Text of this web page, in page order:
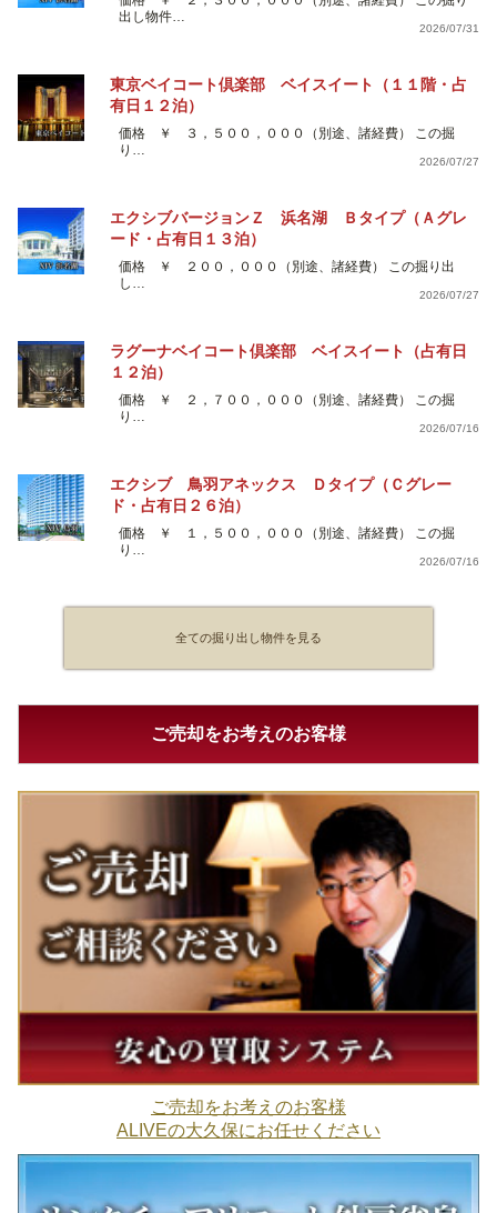
出し物件…
2026/07/31
東京ベイコート倶楽部 ベイスイート（１１階・占
有日１２泊）
価格 ￥ ３，５００，０００（別途、諸経費） この掘
り…
2026/07/27
エクシブバージョンＺ 浜名湖 Ｂタイプ（Ａグレ
ード・占有日１３泊）
価格 ￥ ２００，０００（別途、諸経費） この掘り出
し…
2026/07/27
ラグーナベイコート倶楽部 ベイスイート（占有日
１２泊）
価格 ￥ ２，７００，０００（別途、諸経費） この掘
り…
2026/07/16
エクシブ 鳥羽アネックス Ｄタイプ（Ｃグレー
ド・占有日２６泊）
価格 ￥ １，５００，０００（別途、諸経費） この掘
り…
2026/07/16
全ての掘り出し物件を見る
ご売却をお考えのお客様
ご売却をお考えのお客様
ALIVEの大久保にお任せください